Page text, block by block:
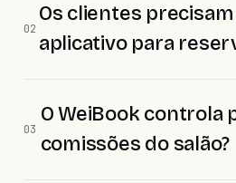
02
Os clientes
aplicativo para
03
O WeiBook controla
comissões do salão?